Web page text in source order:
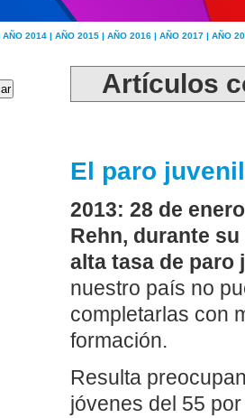
AÑO 2014 | AÑO 2015 | AÑO 2016 | AÑO 2017 | AÑO
Artículos
El paro
2013: 28 de
Rehn, durante
alta tasa de paro
nuestro país no
completarlas con
formación.
Resulta
jóvenes del 55